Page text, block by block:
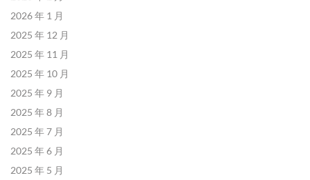
2026 年 1 月
2025 年 12 月
2025 年 11 月
2025 年 10 月
2025 年 9 月
2025 年 8 月
2025 年 7 月
2025 年 6 月
2025 年 5 月